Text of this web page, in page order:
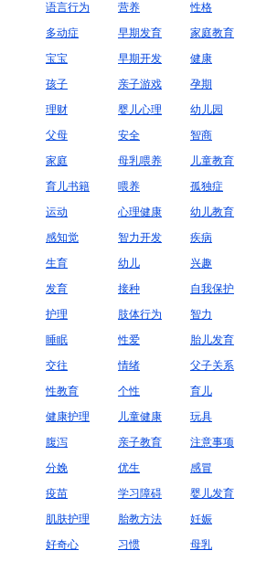
语言行为
营养
性格
多动症
早期发育
家庭教育
宝宝
早期开发
健康
孩子
亲子游戏
孕期
理财
婴儿心理
幼儿园
父母
安全
智商
家庭
母乳喂养
儿童教育
育儿书籍
喂养
孤独症
运动
心理健康
幼儿教育
感知觉
智力开发
疾病
生育
幼儿
兴趣
发育
接种
自我保护
护理
肢体行为
智力
睡眠
性爱
胎儿发育
交往
情绪
父子关系
性教育
个性
育儿
健康护理
儿童健康
玩具
腹泻
亲子教育
注意事项
分娩
优生
感冒
疫苗
学习障碍
婴儿发育
肌肤护理
胎教方法
妊娠
好奇心
习惯 母乳